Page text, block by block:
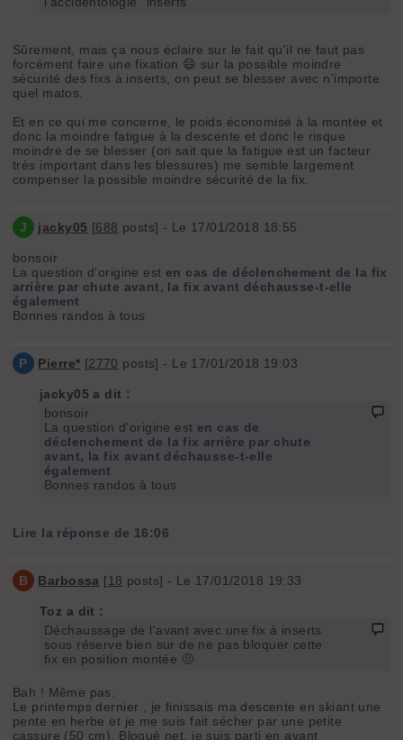
Sûrement, mais ça nous éclaire sur le fait qu'il ne faut pas
forcément faire une fixation 😄 sur la possible moindre
sécurité des fixs à inserts, on peut se blesser avec n'importe
quel matos.
Et en ce qui me concerne, le poids économisé à la montée et
donc la moindre fatigue à la descente et donc le risque
moindre de se blesser (on sait que la fatigue est un facteur
très important dans les blessures) me semble largement
compenser la possible moindre sécurité de la fix.
J jacky05 [688 posts] - Le 17/01/2018 18:55
bonsoir
La question d'origine est en cas de déclenchement de la fix
arrière par chute avant, la fix avant déchausse-t-elle
également
Bonnes randos à tous
P Pierre* [2770 posts] - Le 17/01/2018 19:03
jacky05 a dit :
bonsoir
La question d'origine est en cas de
déclenchement de la fix arrière par chute
avant, la fix avant déchausse-t-elle
également
Bonnes randos à tous
Lire la réponse de 16:06
B Barbossa [18 posts] - Le 17/01/2018 19:33
Toz a dit :
Déchaussage de l'avant avec une fix à inserts
sous réserve bien sur de ne pas bloquer cette
fix en position montée 🤨
Bah ! Même pas.
Le printemps dernier , je finissais ma descente en skiant une
pente en herbe et je me suis fait sécher par une petite
cassure (50 cm). Bloqué net, je suis parti en avant